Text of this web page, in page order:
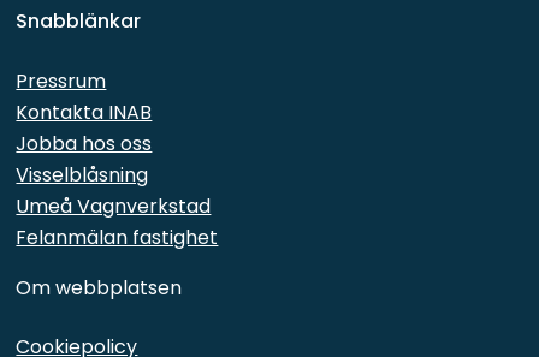
Snabblänkar
Pressrum
Kontakta INAB
Jobba hos oss
Visselblåsning
Umeå Vagnverkstad
Felanmälan fastighet
Om webbplatsen
Cookiepolicy